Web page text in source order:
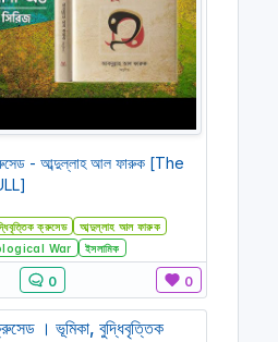
- আব্দুল্লাহ আল ফারুক [The
ক্রুসেড
আব্দুল্লাহ আল ফারুক
War
ইসলামিক
0 0
। ভূমিকা, বুদ্ধিবৃত্তিক